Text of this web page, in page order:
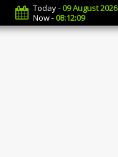
Today -09 August 2026
Now -08:12:09